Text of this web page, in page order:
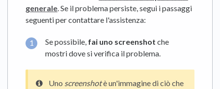
generale. Se il problema persiste, segui i passaggi
seguenti per contattare l'assistenza:
Se possibile, fai uno screenshot che
mostri dove si verifica il problema.
Uno screenshotè un'immagine di ciò che